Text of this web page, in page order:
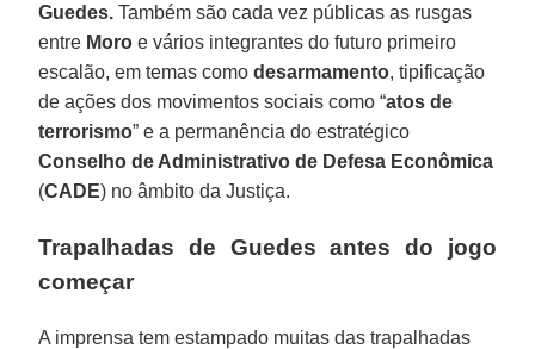
Guedes. Também são cada vez públicas as rusgas
entre Moro e vários integrantes do futuro primeiro
escalão, em temas comodesarmamento, tipificação
de ações dos movimentos sociais como “atos de
terrorismo” e a permanência do estratégico
Conselho de Administrativo de Defesa Econômica
(CADE) no âmbito da Justiça.
Trapalhadas de Guedes antes do jogo
começar
A imprensa tem estampado muitas das trapalhadas